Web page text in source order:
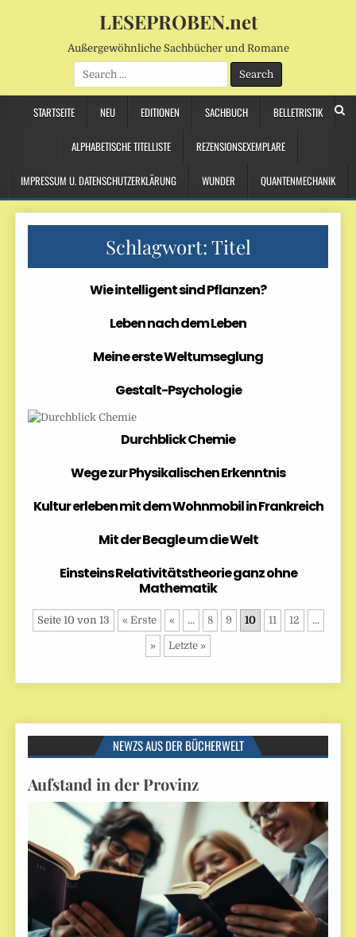
LESEPROBEN.net
Außergewöhnliche Sachbücher und Romane
Search
for:
STARTSEITE NEU EDITIONEN SACHBUCH BELLETRISTIK
ALPHABETISCHE TITELLISTE REZENSIONSEXEMPLARE
IMPRESSUM U. DATENSCHUTZERKLÄRUNG WUNDER QUANTENMECHANIK
Schlagwort:Titel
Wie intelligent sind Pflanzen?
Leben nach dem Leben
Meine erste Weltumseglung
Gestalt-Psychologie
Durchblick Chemie
Wege zur Physikalischen Erkenntnis
Kultur erleben mit dem Wohnmobil in Frankreich
Mit der Beagle um die Welt
Einsteins Relativitätstheorie ganz ohne
Mathematik
Seite 10 von 13 « Erste « ... 8 9 10 11 12 ...
» Letzte »
NEWZS AUS DER BÜCHERWELT
Aufstand in der Provinz